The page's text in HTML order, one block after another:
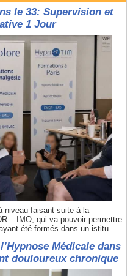
le 33: Supervision et
1 Jour
niveau faisant suite à la
– IMO, qui va pouvoir permettre
été formés dans un istitu...
Médicale dans
douloureux chronique